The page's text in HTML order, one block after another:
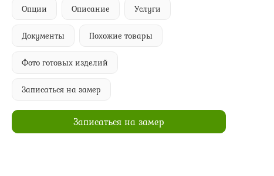
Опции Описание Услуги
Документы Похожие товары
Фото готовых изделий
Записаться на замер
Записаться на замер